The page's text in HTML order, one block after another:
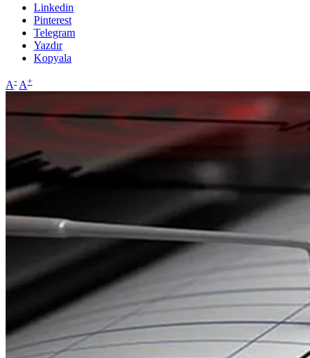
Linkedin
Pinterest
Telegram
Yazdır
Kopyala
A- A+